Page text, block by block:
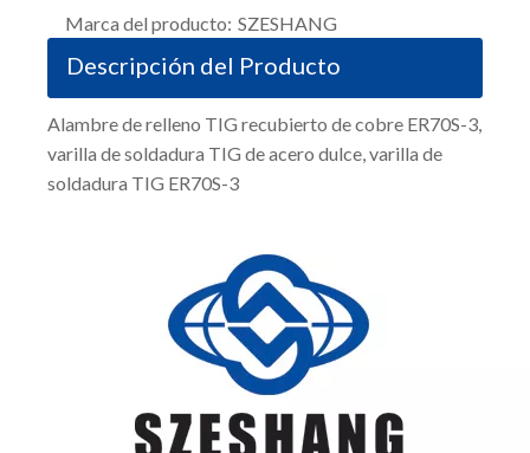
Marca del producto: SZESHANG
Descripción del Producto
Alambre de relleno TIG recubierto de cobre ER70S-3,
varilla de soldadura TIG de acero dulce, varilla de
soldadura TIG ER70S-3